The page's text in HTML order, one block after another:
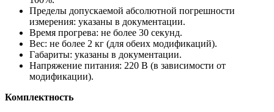
Пределы допускаемой абсолютной погрешности
измерения: указаны в документации.
Время прогрева: не более 30 секунд.
Вес: не более 2 кг (для обеих модификаций).
Габариты: указаны в документации.
Напряжение питания: 220 В (в зависимости от
модификации).
Комплектность